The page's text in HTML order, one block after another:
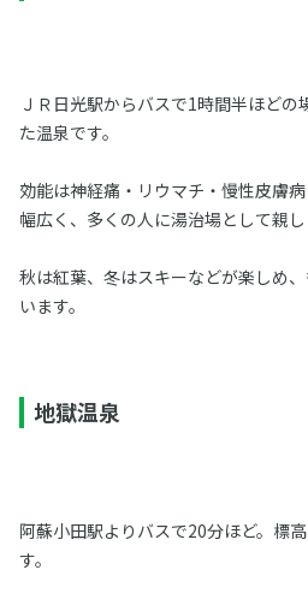
ＪＲ日光駅からバスで1時間半ほど
た温泉です。
効能は神経痛・リウマチ・慢性皮膚
幅広く、多くの人に湯治場として親し
秋は紅葉、冬はスキーなどが楽しめ
います。
地獄温泉
阿蘇小田駅よりバスで20分ほど。標
す。